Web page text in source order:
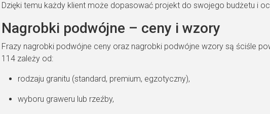
Dzięki temu każdy klient może dopasować projekt do swojego budżetu i
Nagrobki podwójne – ceny i wzory
Frazy nagrobki podwójne ceny oraz nagrobki podwójne wzory są ściśle
114 zależy od:
rodzaju granitu (standard, premium, egzotyczny),
wyboru graweru lub rzeźby,